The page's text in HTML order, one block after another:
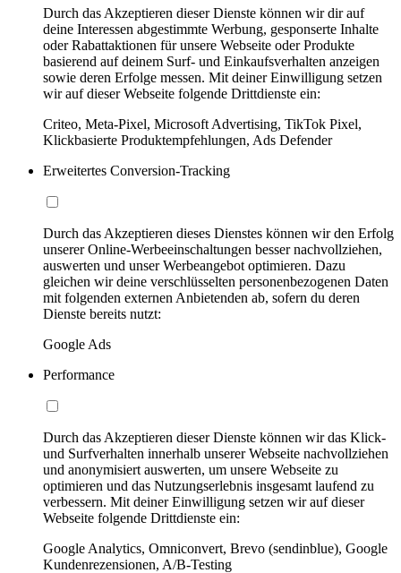
Durch das Akzeptieren dieser Dienste können wir dir auf
deine Interessen abgestimmte Werbung, gesponserte Inhalte
oder Rabattaktionen für unsere Webseite oder Produkte
basierend auf deinem Surf- und Einkaufsverhalten anzeigen
sowie deren Erfolge messen. Mit deiner Einwilligung setzen
wir auf dieser Webseite folgende Drittdienste ein:
Criteo, Meta-Pixel, Microsoft Advertising, TikTok Pixel,
Klickbasierte Produktempfehlungen, Ads Defender
Erweitertes Conversion-Tracking
Durch das Akzeptieren dieses Dienstes können wir den Erfolg
unserer Online-Werbeeinschaltungen besser nachvollziehen,
auswerten und unser Werbeangebot optimieren. Dazu
gleichen wir deine verschlüsselten personenbezogenen Daten
mit folgenden externen Anbietenden ab, sofern du deren
Dienste bereits nutzt:
Google Ads
Performance
Durch das Akzeptieren dieser Dienste können wir das Klick-
und Surfverhalten innerhalb unserer Webseite nachvollziehen
und anonymisiert auswerten, um unsere Webseite zu
optimieren und das Nutzungserlebnis insgesamt laufend zu
verbessern. Mit deiner Einwilligung setzen wir auf dieser
Webseite folgende Drittdienste ein:
Google Analytics, Omniconvert, Brevo (sendinblue), Google
Kundenrezensionen, A/B-Testing